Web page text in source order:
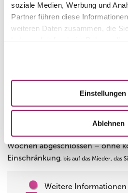
soziale Medien, Werbung und
Partner führen diese
weiteren Daten zusammen, die
Einstellungen
Ablehnen
durch die Grundspannung
Körpersilhouette erkennbar
einsatzfähig?
In der Regel können Patienten
wieder ihrem normalen Alltag
Abheilung ist in aller Regel
Wochen abgeschlossen – ohne
Einschränkung, bis auf das Mieder, das
Weitere Informationen